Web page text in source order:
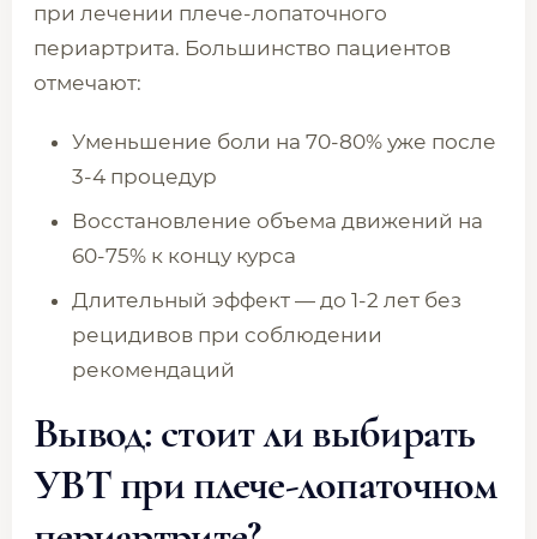
при лечении плече-лопаточного
периартрита. Большинство пациентов
отмечают:
Уменьшение боли на 70-80% уже после
3-4 процедур
Восстановление объема движений на
60-75% к концу курса
Длительный эффект — до 1-2 лет без
рецидивов при соблюдении
рекомендаций
Вывод: стоит ли выбирать
УВТ при плече-лопаточном